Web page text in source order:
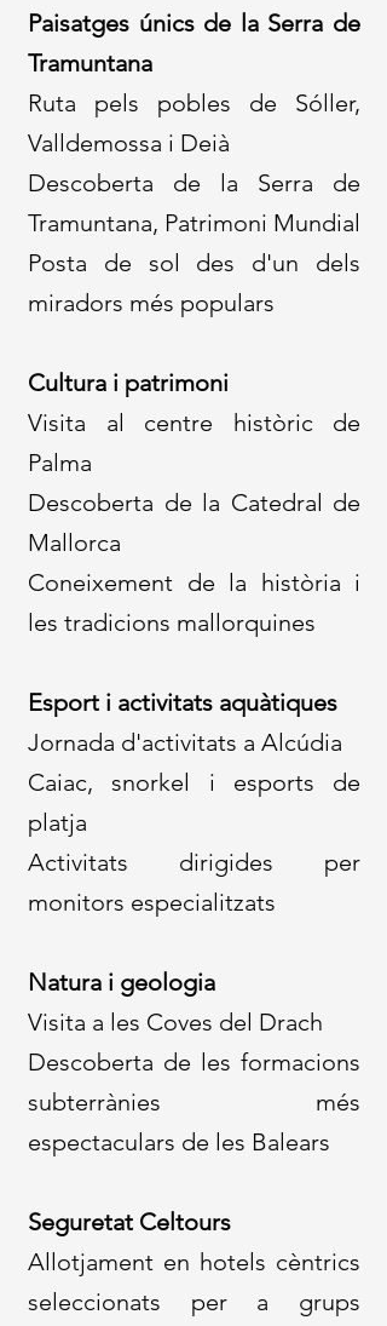
Paisatges únics de la Serra de
Tramuntana
Ruta pels pobles de Sóller,
Valldemossa i Deià
Descoberta de la Serra de
Tramuntana, Patrimoni Mundial
Posta de sol des d'un dels
miradors més populars
Cultura i patrimoni
Visita al centre històric de
Palma
Descoberta de la Catedral de
Mallorca
Coneixement de la història i
les tradicions mallorquines
Esport i activitats aquàtiques
Jornada d'activitats a Alcúdia
Caiac, snorkel i esports de
platja
Activitats dirigides per
monitors especialitzats
Natura i geologia
Visita a les Coves del Drach
Descoberta de les formacions
subterrànies més
espectaculars de les Balears
Seguretat Celtours
​Allotjament en hotels cèntrics
seleccionats per a grups